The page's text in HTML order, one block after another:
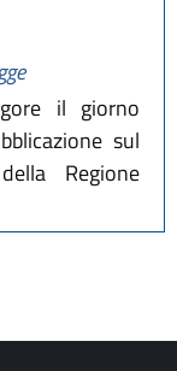
il giorno
sul
Regione